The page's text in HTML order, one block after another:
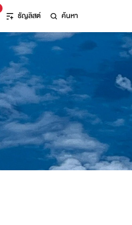
ธัญลิสต์ ค้นหา